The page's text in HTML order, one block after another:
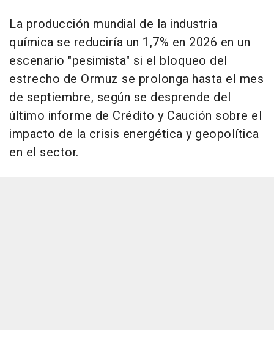
La producción mundial de la industria
química se reduciría un 1,7% en 2026 en un
escenario "pesimista" si el bloqueo del
estrecho de Ormuz se prolonga hasta el mes
de septiembre, según se desprende del
último informe de Crédito y Caución sobre el
impacto de la crisis energética y geopolítica
en el sector.